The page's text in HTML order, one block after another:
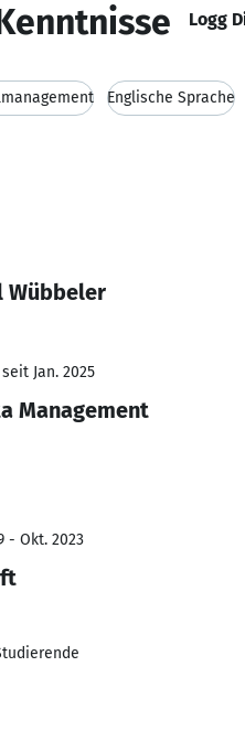
Logg
Englische Sprache
Wübbeler
Jan. 2025
Management
- Okt. 2023